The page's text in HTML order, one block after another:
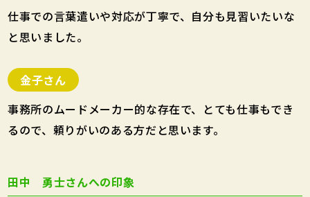
仕事での言葉遣いや対応が丁寧で、自分も見習いたいな
と思いました。
金子さん
事務所のムードメーカー的な存在で、とても仕事もでき
るので、頼りがいのある方だと思います。
田中 勇士さんへの印象